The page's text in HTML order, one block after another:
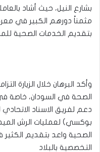
بشارع النيل، حيث أشاد
مثمناً دورهم الكبير في
بتقديم الخدمات الصحية
وأكد البرهان خلال الزيارة
الصحة في السودان، خاصة
بوكسي) لعمليات الرش
الصحية واعد بتقديم
التخصصية بالبلاد